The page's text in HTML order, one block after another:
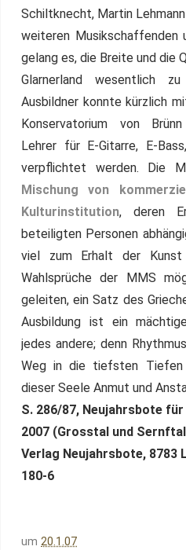
Schiltknecht, Martin
weiteren Musikschaffenden
gelang es, die Breite und die
Glarnerland wesentlich
Ausbildner konnte kürzlich
Konservatorium von
Lehrer für E-Gitarre, E-
verpflichtet werden. Die
Mischung von
Kulturinstitution, deren
beteiligten Personen
viel zum Erhalt der
Wahlsprüche der MMS
geleiten, ein Satz des
Ausbildung ist ein
jedes andere; denn
Weg in die tiefsten Tiefen
dieser Seele Anmut und
S. 286/87, Neujahrsbote
2007 (Grosstal und
Verlag Neujahrsbote, 8783
180-6
um 20.1.07